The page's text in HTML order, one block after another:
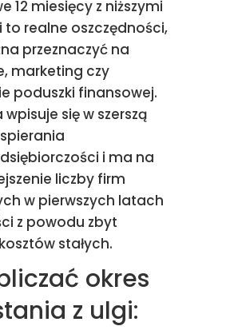
12 miesięcy z niższymi
to realne oszczędności,
przeznaczyć na
marketing czy
poduszki finansowej.
się w szerszą
i ma na
liczby firm
w pierwszych latach
z powodu zbyt
stałych.
okres
z ulgi: